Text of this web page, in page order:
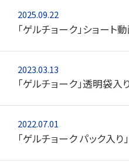
2025.09.22
「ゲルチョーク」ショート
2023.03.13
「ゲルチョーク」透明袋
2022.07.01
「ゲルチョーク パック入り